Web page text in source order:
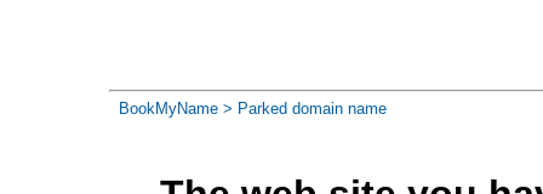
BookMyName > Parked domain name